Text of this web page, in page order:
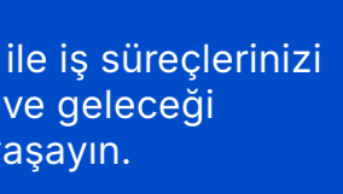
iş süreçlerinizi
geleceği